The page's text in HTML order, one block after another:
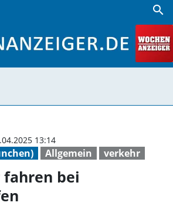
search
Allgemein verkehr
13:14
fahren bei